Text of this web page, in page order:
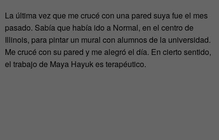
La última vez que me crucé con una pared suya fue el mes
pasado. Sabía que había ido a Normal, en el centro de
Illinois, para pintar un mural con alumnos de la universidad.
Me crucé con su pared y me alegró el día. En cierto sentido,
el trabajo de Maya Hayuk es terapéutico.